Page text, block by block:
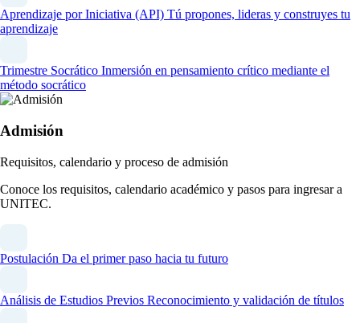
Aprendizaje por Iniciativa (API) Tú propones, lideras y construyes tu
aprendizaje
Trimestre Socrático Inmersión en pensamiento crítico mediante el
método socrático
Admisión
Requisitos, calendario y proceso de admisión
Conoce los requisitos, calendario académico y pasos para ingresar a
UNITEC.
Postulación Da el primer paso hacia tu futuro
Análisis de Estudios Previos Reconocimiento y validación de títulos